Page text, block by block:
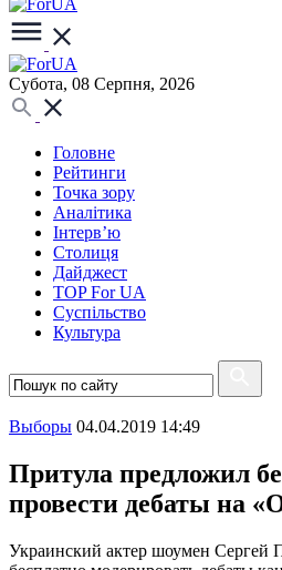
Субота, 08 Серпня, 2026
Головне
Рейтинги
Точка зору
Аналітика
Інтерв’ю
Столиця
Дайджест
TOP For UA
Суспiльство
Культура
Выборы 04.04.2019 14:49
Притула предложил
провести дебаты на
Украинский актер шоумен Сергей